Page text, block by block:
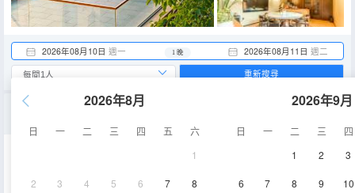
2026年08月10日 週一 2026年08月11日 週二
1 晚
2026年8月
日 一 二 三 四 五
六
1
2 3 4 5 6 7 8
2026年9月
日 一 二 三
四
1
2 3
6 7 8 9 10
重新搜尋
空調